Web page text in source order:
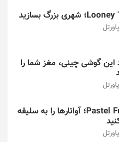
پاورتل
این گوشی چینی، مغز شما را
پاورتل
بازی/ Pastel Friends؛ آواتارها را به سلیقه
پاورتل